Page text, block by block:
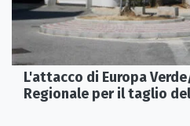
L'attacco di Europa
Regionale per il taglio